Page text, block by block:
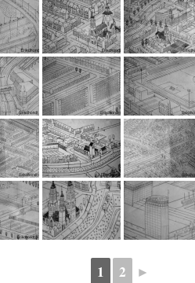
1 2 ►